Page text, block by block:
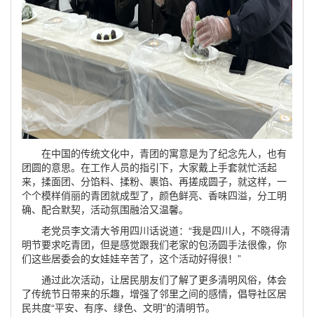
在中国的传统文化中，青团的寓意是为了纪念先人，也有
团圆的意思。在工作人员的指引下，大家戴上手套就忙活起
来，揉面团、分馅料、揉粉、裹馅、再搓成圆子，就这样，一
个个模样俏丽的青团就成型了，颜色鲜亮、香味四溢，分工明
确、配合默契，活动氛围融洽又温馨。
老党员李文清大爷用四川话说道：“我是四川人，不晓得清
明节要求吃青团，但是感觉跟我们老家的包汤圆手法很像，你
们这些居委会的女娃娃辛苦了，这个活动好得很！”
通过此次活动，让居民朋友们了解了更多清明风俗，体会
了传统节日带来的乐趣，增强了邻里之间的感情，倡导社区居
民共度“平安、有序、绿色、文明”的清明节。